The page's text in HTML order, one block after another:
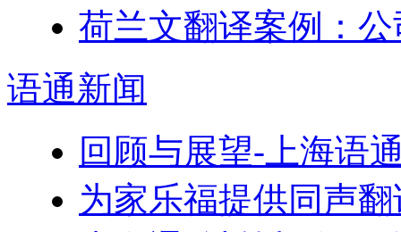
荷兰文翻译案例：
语通新闻
回顾与展望-上海语
为家乐福提供同声